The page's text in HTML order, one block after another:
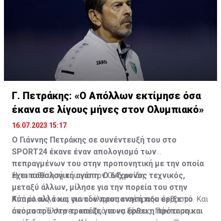
Γ. Πετράκης: «Ο Απόλλων εκτίμησε όσα
έκανα σε λίγους μήνες στον Ολυμπιακό»
16.07.2023 15:17
Ο Γιάννης Πετράκης σε συνέντευξή του στο
SPORT24 έκανε έναν απολογισμό των
πεπραγμένων του στην προπονητική με την οποία
έχει παθολογική αγάπη. Ο 64χρονος τεχνικός,
μεταξύ άλλων, μίλησε για την πορεία του στην
Κύπρο αλλά και για τον προπονητή που έριξε το
όνομα του στο τραπέζι, για να έρθει η πρόταση και
Η τοποθέτησή του για τον Ουζουνίδη:
Από όλους τους συναδέλφους εισέπραξα σεβασμό. Και
από τους Έλληνες και από τους ξένους. Πάντα μου